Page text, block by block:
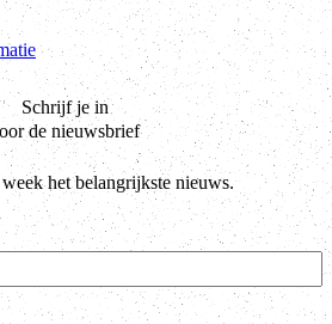
Schrijf je in
de nieuwsbrief
het belangrijkste nieuws.